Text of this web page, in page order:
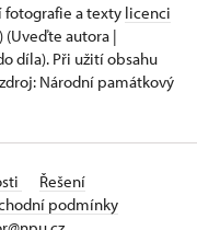
fotografie a texty licenci
(Uveďte autora |
díla). Při užití obsahu
Národní památkový
Řešení
podmínky